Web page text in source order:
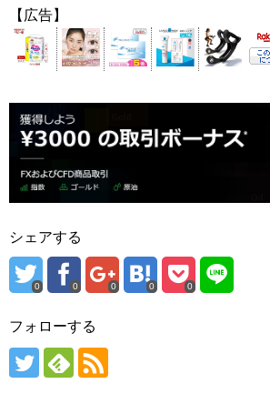
【広告】
シェアする
0 0 0 0 0
フォローする